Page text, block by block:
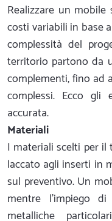
Realizzare un
costi variabili in base
complessità del
territorio partono da
complementi, fino ad
complessi. Ecco
accurata.
Materiali
I materiali scelti per il
laccato agli inserti in
sul preventivo. Un
mentre l'impiego
metalliche